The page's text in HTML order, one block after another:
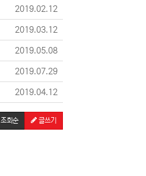
2019.02.12
2019.03.12
2019.05.08
2019.07.29
2019.04.12
조회순 글쓰기